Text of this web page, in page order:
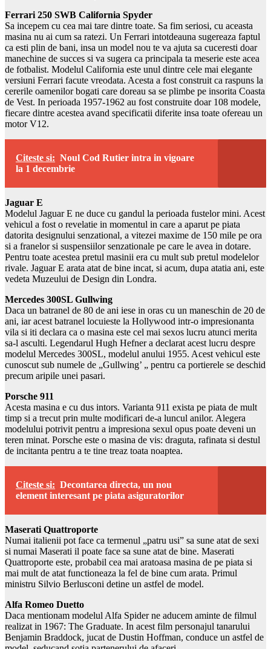
Ferrari 250 SWB California Spyder
Sa incepem cu cea mai tare dintre toate. Sa fim seriosi, cu aceasta
masina nu ai cum sa ratezi. Un Ferrari intotdeauna sugereaza faptul
ca esti plin de bani, insa un model nou te va ajuta sa cuceresti doar
manechine de succes si va sugera ca principala ta meserie este acea
de fotbalist. Modelul California este unul dintre cele mai elegante
versiuni Ferrari facute vreodata. Acesta a fost construit ca raspuns la
cererile oamenilor bogati care doreau sa se plimbe pe insorita Coasta
de Vest. In perioada 1957-1962 au fost construite doar 108 modele,
fiecare dintre acestea avand specificatii diferite insa toate ofereau un
motor V12.
Citeste si: Noul Cod Rutier intra in vigoare
la 1 decembrie
Jaguar E
Modelul Jaguar E ne duce cu gandul la perioada fustelor mini. Acest
vehicul a fost o revelatie in momentul in care a aparut pe piata
datorita designului senzational, a vitezei maxime de 150 mile pe ora
si a franelor si suspensiilor senzationale pe care le avea in dotare.
Pentru toate acestea pretul masinii era cu mult sub pretul modelelor
rivale. Jaguar E arata atat de bine incat, si acum, dupa atatia ani, este
vedeta Muzeului de Design din Londra.
Mercedes 300SL Gullwing
Daca un batranel de 80 de ani iese in oras cu un maneschin de 20 de
ani, iar acest batranel locuieste la Hollywood intr-o impresionanta
vila si iti declara ca o masina este cel mai sexos lucru atunci merita
sa-l asculti. Legendarul Hugh Hefner a declarat acest lucru despre
modelul Mercedes 300SL, modelul anului 1955. Acest vehicul este
cunoscut sub numele de „Gullwing’ „ pentru ca portierele se deschid
precum aripile unei pasari.
Porsche 911
Acesta masina e cu dus intors. Varianta 911 exista pe piata de mult
timp si a trecut prin multe modificari de-a luncul anilor. Alegera
modelului potrivit pentru a impresiona sexul opus poate deveni un
teren minat. Porsche este o masina de vis: draguta, rafinata si destul
de incitanta pentru a te tine treaz toata noaptea.
Citeste si: Decontarea directa, un nou
element interesant pe piata asiguratorilor
Maserati Quattroporte
Numai italienii pot face ca termenul „patru usi” sa sune atat de sexi
si numai Maserati il poate face sa sune atat de bine. Maserati
Quattroporte este, probabil cea mai aratoasa masina de pe piata si
mai mult de atat functioneaza la fel de bine cum arata. Primul
ministru Silvio Berlusconi detine un astfel de model.
Alfa Romeo Duetto
Daca mentionam modelul Alfa Spider ne aducem aminte de filmul
realizat in 1967: The Graduate. In acest film personajul tanarului
Benjamin Braddock, jucat de Dustin Hoffman, conduce un astfel de